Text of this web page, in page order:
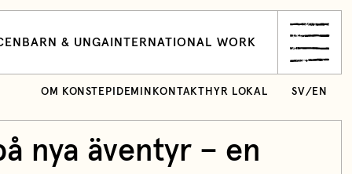
BARN & UNGA INTERNATIONAL WORK
OM KONSTEPIDEMIN KONTAKT HYR LOKAL SV/ EN
nya äventyr – en